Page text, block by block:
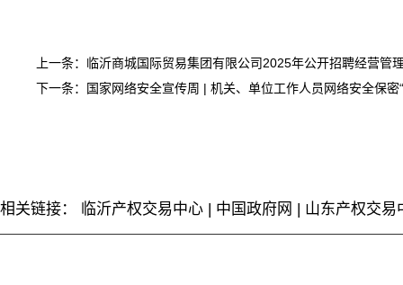
上一条： 临沂商城国际贸易集团有限公司2025年公开招聘经营管
下一条：
国家网络安全宣传周 | 机关、单位工作人员网络安全保密
相关链接： 临沂产权交易中心 | 中国政府网 | 山东产权交易